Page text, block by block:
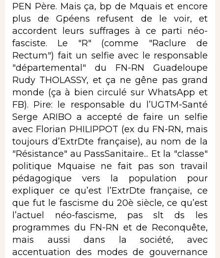
PEN Père. Mais ça, bp de Mquais et encore
plus de Gpéens refusent de le voir, et
accordent leurs suffrages à ce parti néo-
fasciste. Le "R" (comme "Raclure de
Rectum") fait un selfie avec le responsable
"départemental" du FN-RN Guadeloupe
Rudy THOLASSY, et ça ne gêne pas grand
monde (ça à bien circulé sur WhatsApp et
FB). Pire: le responsable du l’UGTM-Santé
Serge ARIBO a accepté de faire un selfie
avec Florian PHILIPPOT (ex du FN-RN, mais
toujours d’ExtrDte française), au nom de la
"Résistance" au PassSanitaire... Et la "classe"
politique Mquaise ne fait pas son travail
pédagogique vers la population pour
expliquer ce qu’est l’ExtrDte française, ce
que fut le fascisme du 20è siècle, ce qu’est
l’actuel néo-fascisme, pas slt ds les
programmes du FN-RN et de Reconquête,
mais aussi dans la société, avec
accentuation des modes de gouvernance